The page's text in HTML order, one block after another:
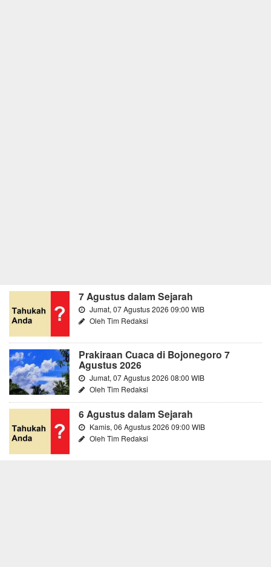
7 Agustus dalam Sejarah
Jumat, 07 Agustus 2026 09:00 WIB
Oleh Tim Redaksi
Prakiraan Cuaca di Bojonegoro 7
Agustus 2026
Jumat, 07 Agustus 2026 08:00 WIB
Oleh Tim Redaksi
6 Agustus dalam Sejarah
Kamis, 06 Agustus 2026 09:00 WIB
Oleh Tim Redaksi